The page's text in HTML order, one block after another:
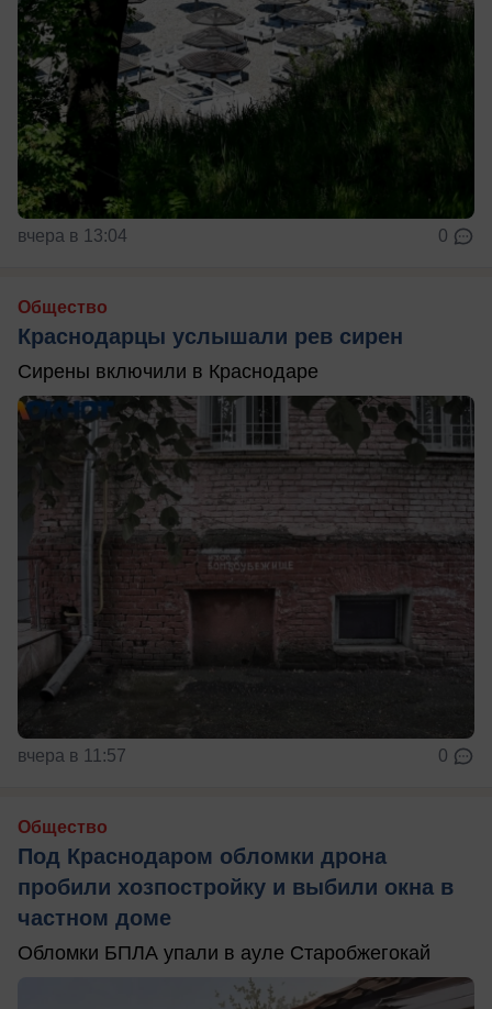
вчера в 13:04 0
Общество
Краснодарцы услышали рев сирен
Сирены включили в Краснодаре
вчера в 11:57 0
Общество
Под Краснодаром обломки дрона
пробили хозпостройку и выбили окна в
частном доме
Обломки БПЛА упали в ауле Старобжегокай